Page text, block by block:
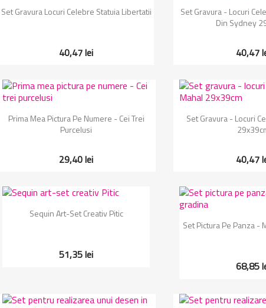
 Vizualizare rapida
Set Gravura Locuri Celebre Statuia Libertatii
40,47 lei

Set Gravura - Locuri
Din Sydney
40,47
Vizualizare rapida
Prima Mea Pictura Pe Numere - Cei Trei
Purcelusi
29,40 lei

Set Gravura - Locuri
40,47
Vizualizare rapida
Sequin Art-Set Creativ Pitic
51,35 lei

Set Pictura Pe Panza -
68,85